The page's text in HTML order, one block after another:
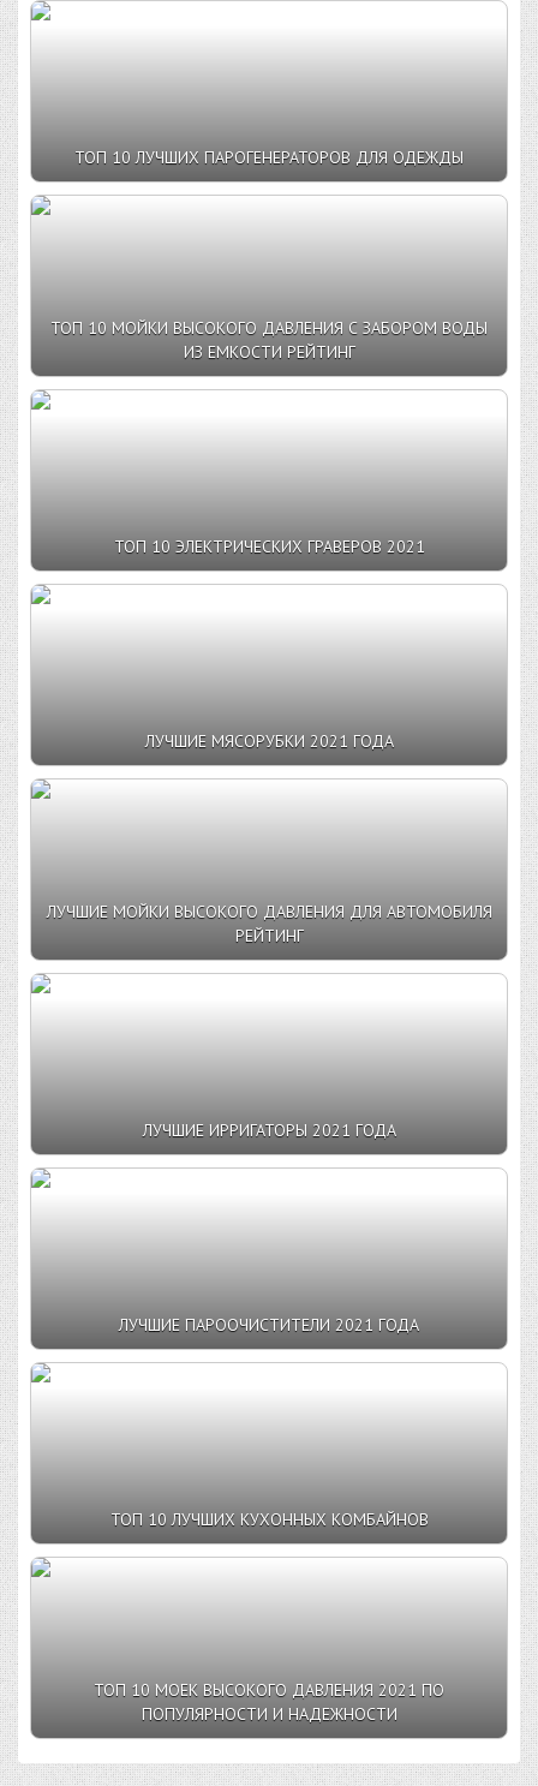
ТОП 10 ЛУЧШИХ ПАРОГЕНЕРАТОРОВ ДЛЯ ОДЕЖДЫ
ТОП 10 МОЙКИ ВЫСОКОГО ДАВЛЕНИЯ С ЗАБОРОМ ВОДЫ
ИЗ ЕМКОСТИ РЕЙТИНГ
ТОП 10 ЭЛЕКТРИЧЕСКИХ ГРАВЕРОВ 2021
ЛУЧШИЕ МЯСОРУБКИ 2021 ГОДА
ЛУЧШИЕ МОЙКИ ВЫСОКОГО ДАВЛЕНИЯ ДЛЯ АВТОМОБИЛЯ
РЕЙТИНГ
ЛУЧШИЕ ИРРИГАТОРЫ 2021 ГОДА
ЛУЧШИЕ ПАРООЧИСТИТЕЛИ 2021 ГОДА
ТОП 10 ЛУЧШИХ КУХОННЫХ КОМБАЙНОВ
ТОП 10 МОЕК ВЫСОКОГО ДАВЛЕНИЯ 2021 ПО
ПОПУЛЯРНОСТИ И НАДЕЖНОСТИ